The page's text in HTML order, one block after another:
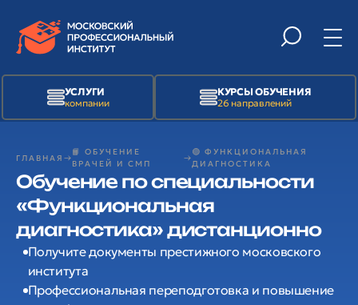
УСЛУГИ
компании
КУРСЫ ОБУЧЕНИЯ
26 направлений
ГЛАВНАЯ
📙 ОБУЧЕНИЕ
ВРАЧЕЙ И СМП
🟢 ФУНКЦИОНАЛЬНАЯ
ДИАГНОСТИКА
Обучение по специальности
«Функциональная
диагностика» дистанционно
Получите документы престижного московского
института
Профессиональная переподготовка и повышение